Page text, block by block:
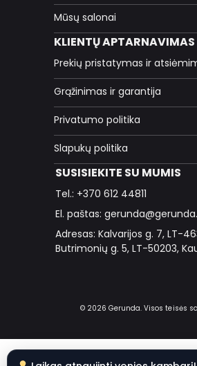
Mūsų salonai
KLIENTŲ APTARNAVIMAS
Prekių pristatymas ir
Grąžinimas ir garantija
Privatumo politika
Slapukų politika
SUSISIEKITE SU MUMIS
Tel.: +370 612 44811
El. paštas:
Adresas: Kalvarijos g. 7, LT-
Butrimonių g. 5, LT-50203,
© 2026 Gerunda. Visos teisės